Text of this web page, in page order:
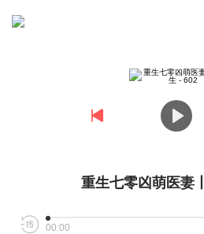
重生七零凶萌医妻
00:00